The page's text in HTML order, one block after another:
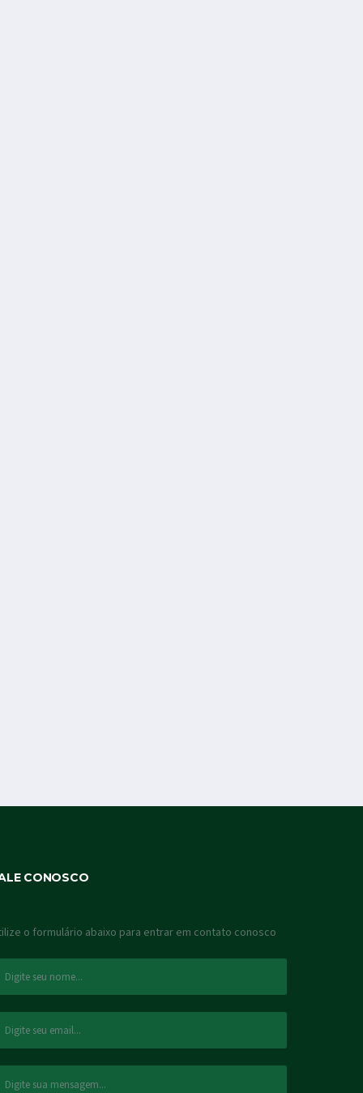
CONOSCO
o formulário abaixo para entrar em contato conosco